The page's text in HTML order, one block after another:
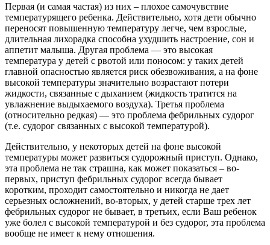
Первая (и самая частая) из них – плохое самочувствие
температурящего ребенка. Действительно, хотя дети обычно
переносят повышенную температуру легче, чем взрослые,
длительная лихорадка способна ухудшить настроение, сон и
аппетит малыша. Другая проблема — это высокая
температура у детей с рвотой или поносом: у таких детей
главной опасностью является риск обезвоживания, а на фоне
высокой температуры значительно возрастают потери
жидкости, связанные с дыханием (жидкость тратится на
увлажнение выдыхаемого воздуха). Третья проблема
(относительно редкая) — это проблема фебрильных судорог
(т.е. судорог связанных с высокой температурой).
Действительно, у некоторых детей на фоне высокой
температуры может развиться судорожный приступ. Однако,
эта проблема не так страшна, как может показаться – во-
первых, приступ фебрильных судорог всегда бывает
коротким, проходит самостоятельно и никогда не дает
серьезных осложнений, во-вторых, у детей старше трех лет
фебрильных судорог не бывает, в третьих, если Ваш ребенок
уже болел с высокой температурой и без судорог, эта проблема
вообще не имеет к нему отношения.